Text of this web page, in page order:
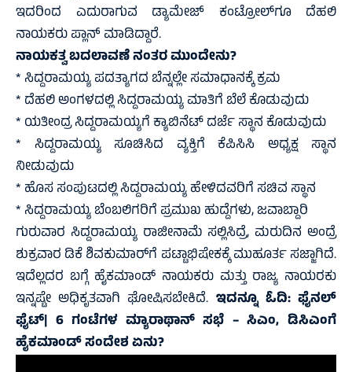
ಇದರಿಂದ ಎದುರಾಗುವ ಡ್ಯಾಮೇಜ್ ಕಂಟ್ರೋಲ್‌ಗೂ ದೆಹಲಿ
ನಾಯಕರು ಪ್ಲಾನ್ ಮಾಡಿದ್ದಾರೆ.
ನಾಯಕತ್ವ ಬದಲಾವಣೆ ನಂತರ ಮುಂದೇನು?
* ಸಿದ್ದರಾಮಯ್ಯ ಪದತ್ಯಾಗದ ಬೆನ್ನಲ್ಲೇ ಸಮಾಧಾನಕ್ಕೆ ಕ್ರಮ
* ದೆಹಲಿ ಅಂಗಳದಲ್ಲಿ ಸಿದ್ದರಾಮಯ್ಯ ಮಾತಿಗೆ ಬೆಲೆ ಕೊಡುವುದು
* ಯತೀಂದ್ರ ಸಿದ್ದರಾಮಯ್ಯಗೆ ಕ್ಯಾಬಿನೆಟ್ ದರ್ಜೆ ಸ್ಥಾನ ಕೊಡುವುದು
* ಸಿದ್ದರಾಮಯ್ಯ ಸೂಚಿಸಿದ ವ್ಯಕ್ತಿಗೆ ಕೆಪಿಸಿಸಿ ಅಧ್ಯಕ್ಷ ಸ್ಥಾನ
ನೀಡುವುದು
* ಹೊಸ ಸಂಪುಟದಲ್ಲಿ ಸಿದ್ದರಾಮಯ್ಯ ಹೇಳಿದವರಿಗೆ ಸಚಿವ ಸ್ಥಾನ
* ಸಿದ್ದರಾಮಯ್ಯ ಬೆಂಬಲಿಗರಿಗೆ ಪ್ರಮುಖ ಹುದ್ದೆಗಳು, ಜವಾಬ್ದಾರಿ
ಗುರುವಾರ ಸಿದ್ದರಾಮಯ್ಯ ರಾಜೀನಾಮೆ ಸಲ್ಲಿಸಿದ್ರೆ, ಮರುದಿನ ಅಂದ್ರೆ
ಶುಕ್ರವಾರ ಡಿಕೆ ಶಿವಕುಮಾರ್‌ಗೆ ಪಟ್ಟಾಭಿಷೇಕಕ್ಕೆ ಮುಹೂರ್ತ ಸಜ್ಜಾಗಿದೆ.
ಇದೆಲ್ಲದರ ಬಗ್ಗೆ ಹೈಕಮಾಂಡ್ ನಾಯಕರು ಮತ್ತು ರಾಜ್ಯ ನಾಯರಕು
ಇನ್ನಷ್ಟೇ ಅಧಿಕೃತವಾಗಿ ಘೋಷಿಸಬೇಕಿದೆ. ಇದನ್ನೂ ಓದಿ:ಫೈನಲ್‌
ಫೈಟ್‌| 6 ಗಂಟೆಗಳ ಮ್ಯಾರಾಥಾನ್ ಸಭೆ – ಸಿಎಂ, ಡಿಸಿಎಂಗೆ
ಹೈಕಮಾಂಡ್‌ ಸಂದೇಶ ಏನು?